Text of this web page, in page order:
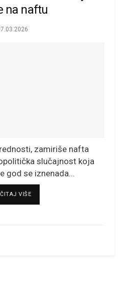
na naftu
zamiriše nafta
slučajnost koja
god se iznenada...
VIŠEDETAILS